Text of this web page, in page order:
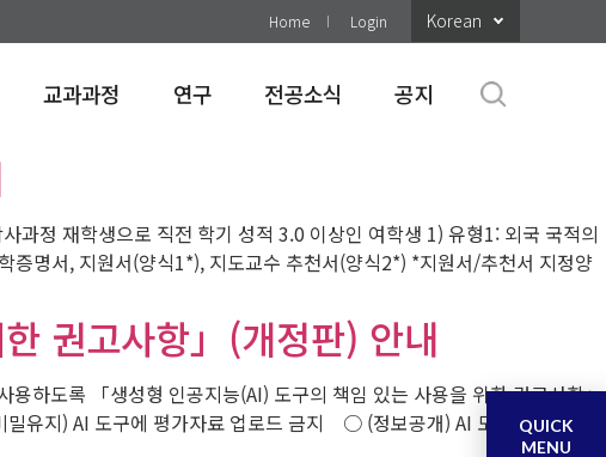
Home Login Korean
교과과정 연구 전공소식 공지
정 재학생으로 직전 학기 성적 3.0 이상인 여학생 1) 유형1: 외국 국적의
증명서, 지원서(양식1*), 지도교수 추천서(양식2*) *지원서/추천서 지정양
권고사항」(개정판) 안내
하도록 「생성형 인공지능(AI) 도구의 책임 있는 사용을 위한 권고사항」
유지) AI 도구에 평가자료 업로드 금지 ○ (정보공개) AI 도구 사용 내역
QUICK
MENU